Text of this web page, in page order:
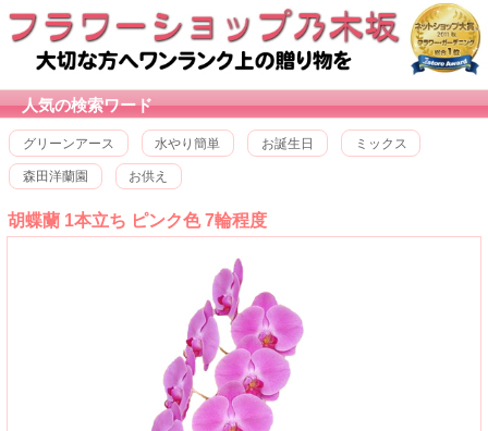
人気の検索ワード
グリーンアース 水やり簡単 お誕生日 ミックス
森田洋蘭園 お供え
胡蝶蘭 1本立ち ピンク色 7輪程度